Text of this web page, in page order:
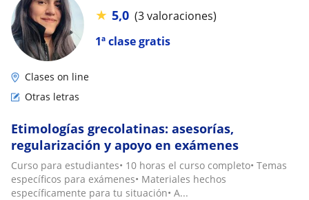
1ª clase gratis
★ 5,0 (3 valoraciones)
Clases on line
Otras letras
Etimologías grecolatinas: asesorías,
regularización y apoyo en exámenes
Curso para estudiantes• 10 horas el curso completo• Temas
específicos para exámenes• Materiales hechos
específicamente para tu situación• A...